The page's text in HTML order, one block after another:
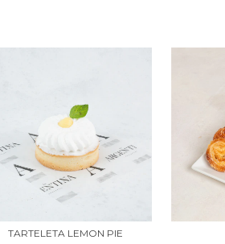
TARTELETA LEMON PIE